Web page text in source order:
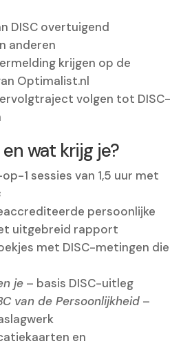
DISC overtuigend
anderen
krijgen op de
Optimalist.nl
volgen tot DISC-
wat krijg je?
1 sessies van 1,5 uur met
persoonlijke
uitgebreid rapport
met DISC-metingen die
je – basis DISC-uitleg
van de Persoonlijkheid –
en